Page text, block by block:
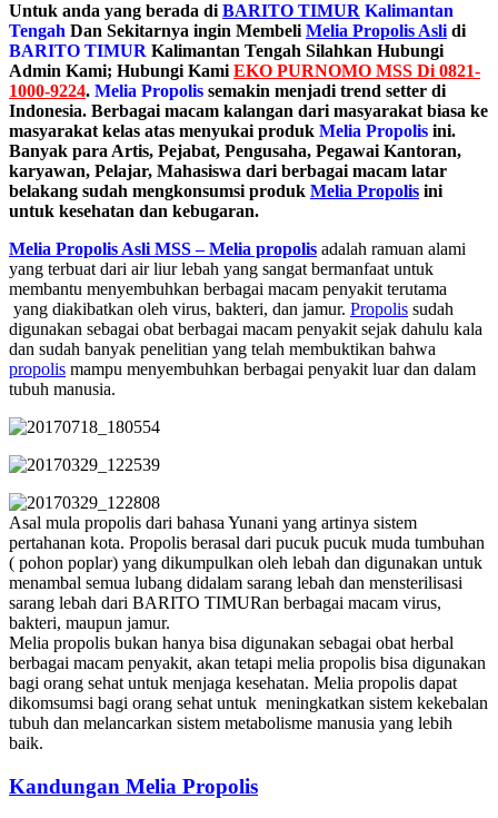
Untuk anda yang berada di BARITO TIMUR Kalimantan
Tengah Dan Sekitarnya ingin Membeli Melia Propolis Asli di
BARITO TIMUR Kalimantan Tengah Silahkan Hubungi
Admin Kami; Hubungi Kami EKO PURNOMO MSS Di 0821-
1000-9224. Melia Propolis semakin menjadi trend setter di
Indonesia. Berbagai macam kalangan dari masyarakat biasa ke
masyarakat kelas atas menyukai produk Melia Propolis ini.
Banyak para Artis, Pejabat, Pengusaha, Pegawai Kantoran,
karyawan, Pelajar, Mahasiswa dari berbagai macam latar
belakang sudah mengkonsumsi produk Melia Propolis ini
untuk kesehatan dan kebugaran.
Melia Propolis Asli MSS – Melia propolis adalah ramuan alami
yang terbuat dari air liur lebah yang sangat bermanfaat untuk
membantu menyembuhkan berbagai macam penyakit terutama
yang diakibatkan oleh virus, bakteri, dan jamur. Propolis sudah
digunakan sebagai obat berbagai macam penyakit sejak dahulu kala
dan sudah banyak penelitian yang telah membuktikan bahwa
propolis mampu menyembuhkan berbagai penyakit luar dan dalam
tubuh manusia.
Asal mula propolis dari bahasa Yunani yang artinya sistem
pertahanan kota. Propolis berasal dari pucuk pucuk muda tumbuhan
( pohon poplar) yang dikumpulkan oleh lebah dan digunakan untuk
menambal semua lubang didalam sarang lebah dan mensterilisasi
sarang lebah dari BARITO TIMURan berbagai macam virus,
bakteri, maupun jamur.
Melia propolis bukan hanya bisa digunakan sebagai obat herbal
berbagai macam penyakit, akan tetapi melia propolis bisa digunakan
bagi orang sehat untuk menjaga kesehatan. Melia propolis dapat
dikomsumsi bagi orang sehat untuk meningkatkan sistem kekebalan
tubuh dan melancarkan sistem metabolisme manusia yang lebih
baik.
Kandungan Melia Propolis